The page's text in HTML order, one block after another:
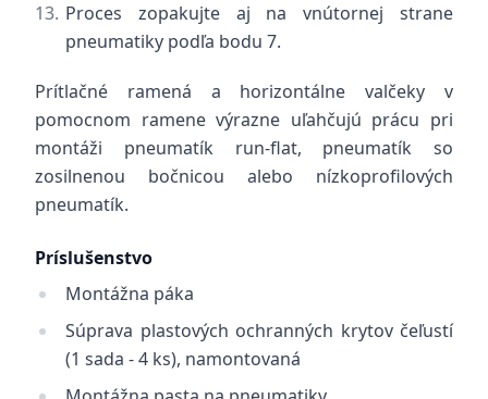
Proces zopakujte aj na vnútornej strane
pneumatiky podľa bodu 7.
Prítlačné ramená a horizontálne valčeky v
pomocnom ramene výrazne uľahčujú prácu pri
montáži pneumatík run-flat, pneumatík so
zosilnenou bočnicou alebo nízkoprofilových
pneumatík.
Príslušenstvo
Montážna páka
Súprava plastových ochranných krytov čeľustí
(1 sada - 4 ks), namontovaná